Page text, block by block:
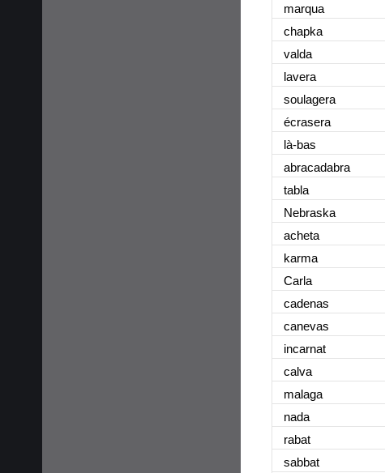
marqua
chapka
valda
lavera
soulagera
écrasera
là-bas
abracadabra
tabla
Nebraska
acheta
karma
Carla
cadenas
canevas
incarnat
calva
malaga
nada
rabat
sabbat